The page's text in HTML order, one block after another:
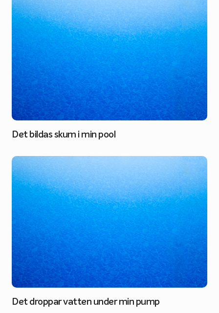
Det bildas skum i min pool
Det droppar vatten under min pump